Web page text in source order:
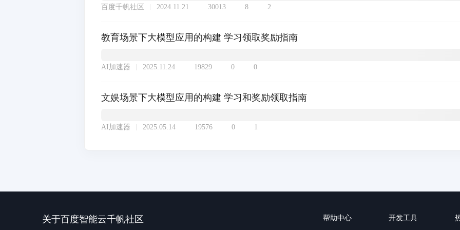
百度千帆社区 2024.11.21 30013 8 2
教育场景下大模型应用的构建 学习领取奖励指南
AI加速器 2025.11.24 19829 0 0
文娱场景下大模型应用的构建 学习和奖励领取指南
AI加速器 2025.05.14 19576 0 1
关于百度智能云千帆社区 帮助中心 开发工具